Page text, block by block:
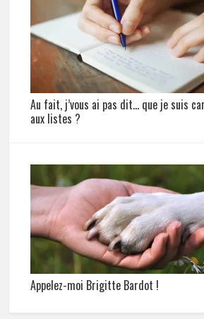
Au fait, j’vous ai pas dit… que je suis
aux listes ?
Appelez-moi Brigitte Bardot !